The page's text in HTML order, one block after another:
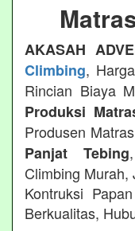
AKASAH
Climbing,
Rincian Biaya
Produksi
Produsen
Panjat Tebing
Climbing Murah,
Kontruksi
Berkualitas,